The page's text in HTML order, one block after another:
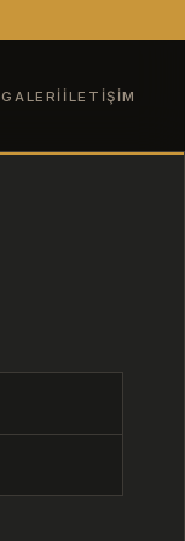
GALERI İLETIŞIM